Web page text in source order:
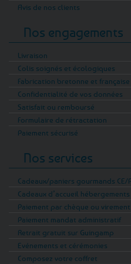
Avis de nos clients
Nos engagements
Livraison
Colis soignés et écologiques
Fabrication bretonne et française
Confidentialité de vos données
Satisfait ou remboursé
Formulaire de rétractation
Paiement sécurisé
Nos services
Cadeaux/paniers gourmands CE/
Cadeaux d’accueil
Paiement par chèque ou virement
Paiement mandat administratif
Retrait gratuit sur Guingamp
Evénements et cérémonies
Composez votre coffret